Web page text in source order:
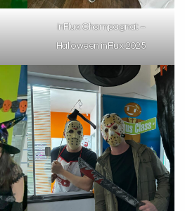
inFlux Champagnat –
Halloween inFlux 2025